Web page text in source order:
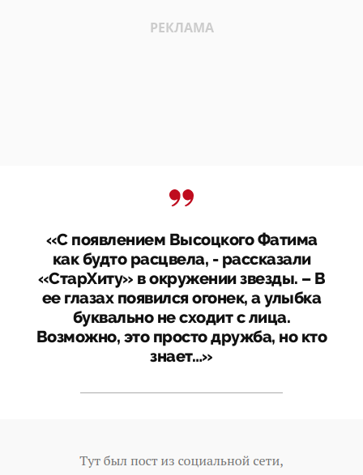
«С появлением Высоцкого Фатима
как будто расцвела, - рассказали
«СтарХиту» в окружении звезды. – В
ее глазах появился огонек, а улыбка
буквально не сходит с лица.
Возможно, это просто дружба, но кто
знает…»